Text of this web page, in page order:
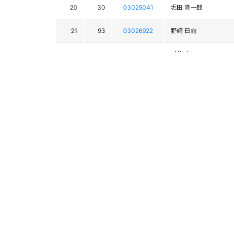
20 30 03025041 堀田 隆一郎
21 93 03026922 野﨑 日向
横井 太一